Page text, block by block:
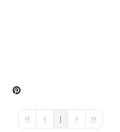
First PagePrevious Page
1 Next PageLast Page